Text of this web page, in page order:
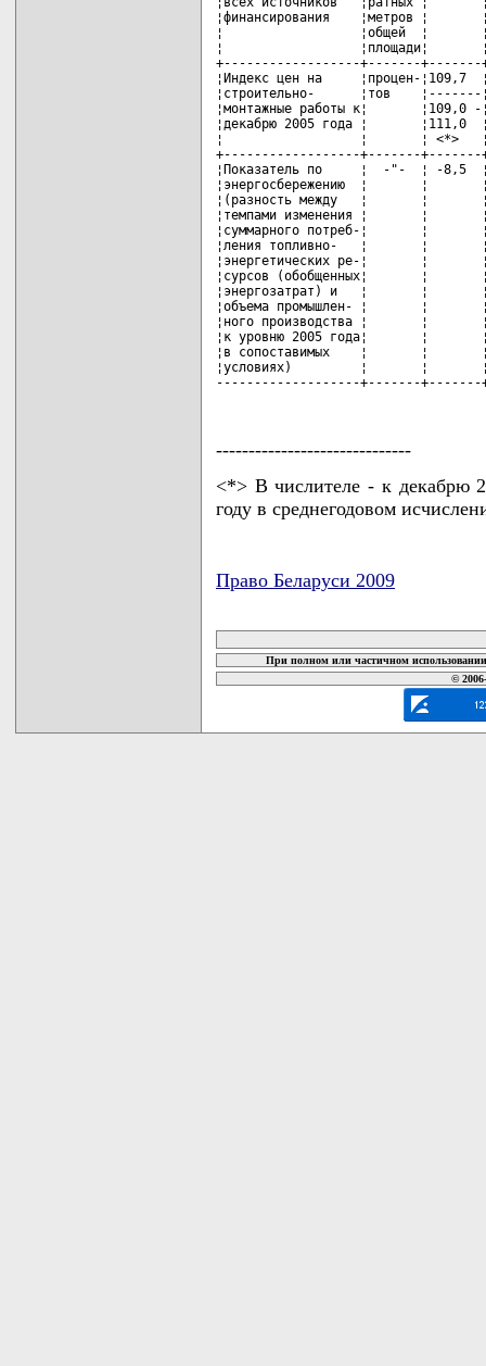
------------------------------
<*> В числителе - к декабрю
году в среднегодовом
Право Беларуси 2009
При полном или частичном
©